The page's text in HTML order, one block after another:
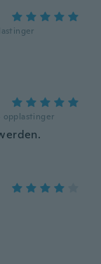
opplastinger